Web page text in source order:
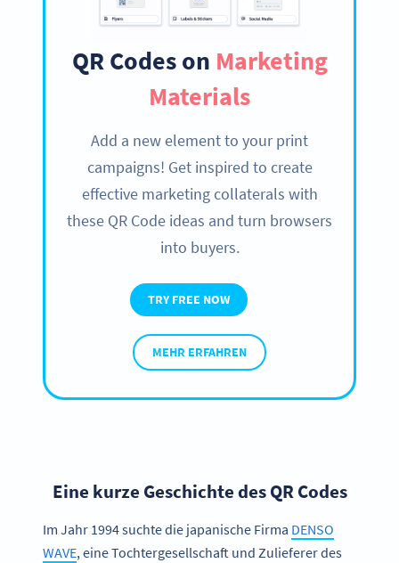
QR Codes on Marketing
Materials
Add a new element to your print
campaigns! Get inspired to create
effective marketing collaterals with
these QR Code ideas and turn browsers
into buyers.
TRY FREE NOW
MEHR ERFAHREN
Eine kurze Geschichte des QR Codes
Im Jahr 1994 suchte die japanische Firma DENSO
WAVE, eine Tochtergesellschaft und Zulieferer des